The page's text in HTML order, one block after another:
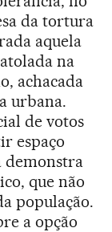
da tortura
aquela
na
achacada
urbana.
de votos
espaço
demonstra
que não
população.
a opção